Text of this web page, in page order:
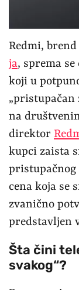
Redmi,
ja, sprema
koji u
„pristupačan
na
direktor
kupci zaista
pristupačnog
cena koja se
zvanično
predstavljen
Šta čini
svakog“?